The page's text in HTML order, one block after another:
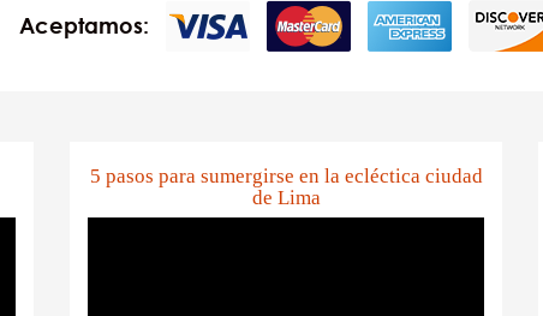
Aceptamos:
5 pasos para sumergirse en la ecléctica ciudad
de Lima